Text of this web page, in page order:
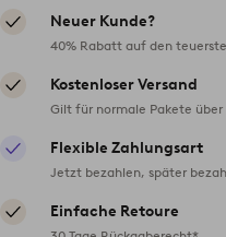
Neuer Kunde?
40% Rabatt auf den
Kostenloser Versand
Gilt für normale Pakete über
Flexible Zahlungsart
Jetzt bezahlen, später
Einfache Retoure